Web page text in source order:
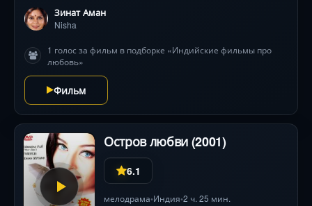
Зинат Аман
Nisha
1 голос за фильм в подборке «Индийские фильмы про
любовь»
Фильм
Остров любви (2001)
6.1
мелодрама•Индия•2 ч. 25 мин.